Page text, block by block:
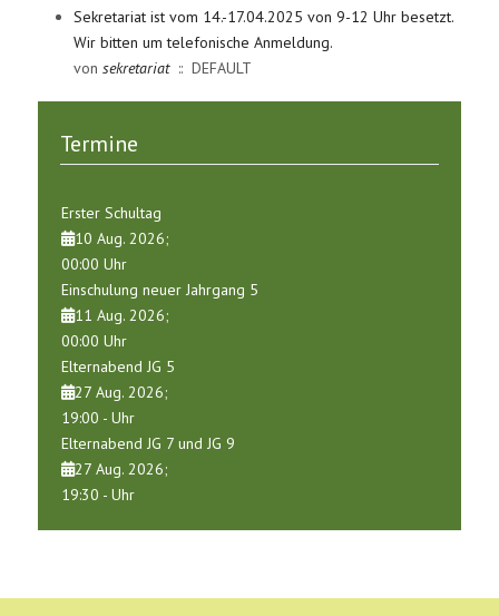
Sekretariat ist vom 14.-17.04.2025 von 9-12 Uhr besetzt.
Wir bitten um telefonische Anmeldung.
von sekretariat:: DEFAULT
Termine
Erster Schultag
10 Aug. 2026;
00:00 Uhr
Einschulung neuer Jahrgang 5
11 Aug. 2026;
00:00 Uhr
Elternabend JG 5
27 Aug. 2026;
19:00 - Uhr
Elternabend JG 7 und JG 9
27 Aug. 2026;
19:30 - Uhr